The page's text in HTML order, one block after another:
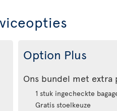
Option Plus
Ons bundel met extra
1 stuk ingecheckte
Gratis stoelkeuze